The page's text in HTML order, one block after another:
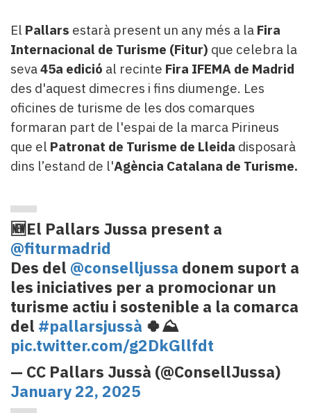
Contingut
patrocinat
més
llegit...
Editorial
El Pallars estarà present un any més a la Fira
Internacional de Turisme (Fitur) que celebra la
seva45a edició al recinte Fira IFEMA de Madrid
des d'aquest dimecres i fins diumenge. Les
oficines de turisme de les dos comarques
formaran part de l'espai de la marca Pirineus
que el Patronat de Turisme de Lleida disposarà
dins l’estand de l'Agència Catalana de Turisme.
🆕El Pallars Jussa present a
@fiturmadrid
Des del @conselljussa donem suport a
les iniciatives per a promocionar un
turisme actiu i sostenible a la comarca
del #pallarsjussà 🍀⛰️
pic.twitter.com/g2DkGllfdt
— CC Pallars Jussà (@ConsellJussa)
January 22, 2025